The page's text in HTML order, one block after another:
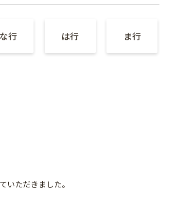
な行 は行 ま行
いただきました。